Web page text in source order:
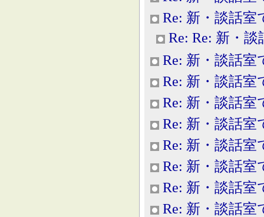
Re: 新・談話室
Re: Re: 新・
Re: 新・談話室
Re: 新・談話室
Re: 新・談話室
Re: 新・談話室
Re: 新・談話室
Re: 新・談話室
Re: 新・談話室
Re: 新・談話室